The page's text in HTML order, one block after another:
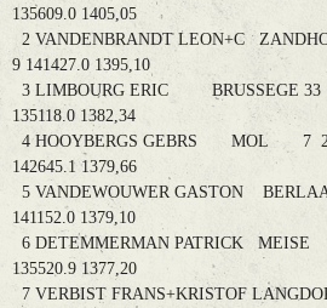
135609.0 1405,05
2 VANDENBRANDT LEON+C
9 141427.0 1395,10
3 LIMBOURG ERIC BRUSSEGE 33
135118.0 1382,34
4 HOOYBERGS GEBRS MOL 7 2
142645.1 1379,66
5 VANDEWOUWER GASTON
141152.0 1379,10
6 DETEMMERMAN PATRICK MEISE
135520.9 1377,20
7 VERBIST FRANS+KRISTOF